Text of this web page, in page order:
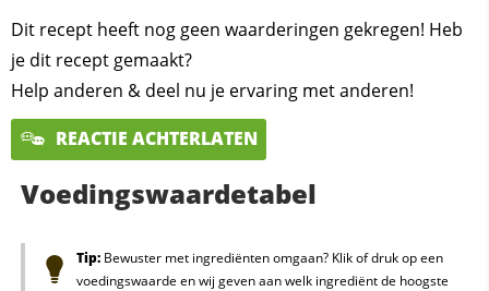
Dit recept heeft nog geen waarderingen gekregen! Heb
je dit recept gemaakt?
Help anderen & deel nu je ervaring met anderen!
REACTIE ACHTERLATEN
Voedingswaardetabel
Tip:Bewuster met ingrediënten omgaan? Klik of druk op een
voedingswaarde en wij geven aan welk ingrediënt de hoogste